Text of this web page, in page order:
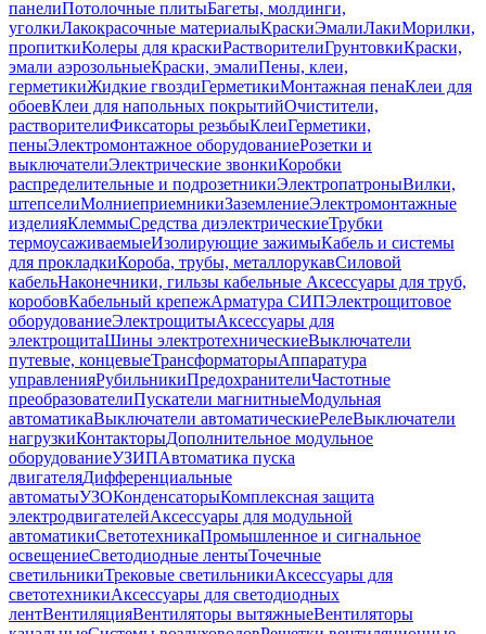
панелиПотолочные плитыБагеты, молдинги,
уголкиЛакокрасочные материалыКраскиЭмалиЛакиМорилки,
пропиткиКолеры для краскиРастворителиГрунтовкиКраски,
эмали аэрозольныеКраски, эмалиПены, клеи,
герметикиЖидкие гвоздиГерметикиМонтажная пенаКлеи для
обоевКлеи для напольных покрытийОчистители,
растворителиФиксаторы резьбыКлеиГерметики,
пеныЭлектромонтажное оборудованиеРозетки и
выключателиЭлектрические звонкиКоробки
распределительные и подрозетникиЭлектропатроныВилки,
штепселиМолниеприемникиЗаземлениеЭлектромонтажные
изделияКлеммыСредства диэлектрическиеТрубки
термоусаживаемыеИзолирующие зажимыКабель и системы
для прокладкиКороба, трубы, металлорукавСиловой
кабельНаконечники, гильзы кабельные Аксессуары для труб,
коробовКабельный крепежАрматура СИПЭлектрощитовое
оборудованиеЭлектрощитыАксессуары для
электрощитаШины электротехническиеВыключатели
путевые, концевыеТрансформаторыАппаратура
управленияРубильникиПредохранителиЧастотные
преобразователиПускатели магнитныеМодульная
автоматикаВыключатели автоматическиеРелеВыключатели
нагрузкиКонтакторыДополнительное модульное
оборудованиеУЗИПАвтоматика пуска
двигателяДифференциальные
автоматыУЗОКонденсаторыКомплексная защита
электродвигателейАксессуары для модульной
автоматикиСветотехникаПромышленное и сигнальное
освещениеСветодиодные лентыТочечные
светильникиТрековые светильникиАксессуары для
светотехникиАксессуары для светодиодных
лентВентиляцияВентиляторы вытяжныеВентиляторы